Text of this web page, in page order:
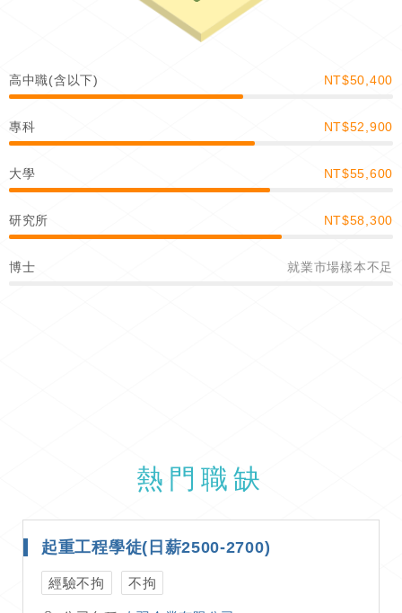
高中職(含以下) NT$50,400
專科 NT$52,900
大學 NT$55,600
研究所 NT$58,300
博士 就業市場樣本不足
熱門職缺
起重工程學徒(日薪2500-2700)
經驗不拘 不拘